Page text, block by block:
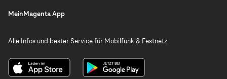
MeinMagenta App
Alle Infos und bester Service für Mobilfunk & Festnetz